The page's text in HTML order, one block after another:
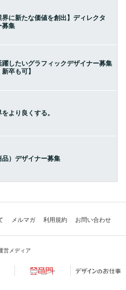
界に新たな価値を創出】ディレクタ
募集
したいグラフィックデザイナー募集
卒も可】
より良くする。
）デザイナー募集
メルマガ 利用規約 お問い合わせ
営メディア